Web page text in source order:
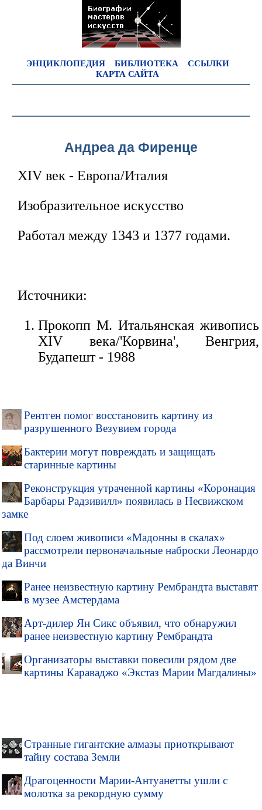
ЭНЦИКЛОПЕДИЯ БИБЛИОТЕКА
ССЫЛКИ
КАРТА САЙТА
Андреа да Фиренце
XIV век - Европа/Италия
Изобразительное искусство
Работал между 1343 и 1377 годами.
Источники:
Прокопп М. Итальянская живопись
XIV века/'Корвина', Венгрия,
Будапешт - 1988
Рентген помог восстановить картину из
разрушенного Везувием города
Бактерии могут повреждать и защищать
старинные картины
Реконструкция утраченной картины «Коронация
Барбары Радзивилл» появилась в Несвижском
замке
Под слоем живописи «Мадонны в скалах»
рассмотрели первоначальные наброски Леонардо
да Винчи
Ранее неизвестную картину Рембрандта выставят
в музее Амстердама
Арт-дилер Ян Сикс объявил, что обнаружил
ранее неизвестную картину Рембрандта
Организаторы выставки повесили рядом две
картины Караваджо «Экстаз Марии Магдалины»
Странные гигантские алмазы приоткрывают
тайну состава Земли
Драгоценности Марии-Антуанетты ушли с
молотка за рекордную сумму